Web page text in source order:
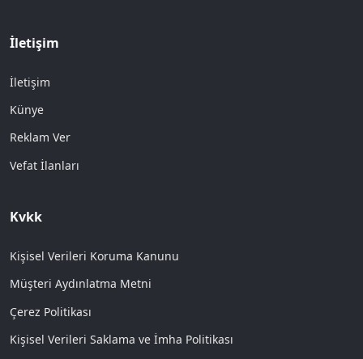
İletişim
İletişim
Künye
Reklam Ver
Vefat İlanları
Kvkk
Kişisel Verileri Koruma Kanunu
Müşteri Aydınlatma Metni
Çerez Politikası
Kişisel Verileri Saklama ve İmha Politikası